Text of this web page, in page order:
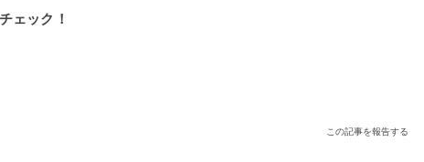
ェック！
この記事を報告する